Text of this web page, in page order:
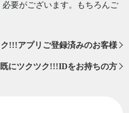
要がございます。もちろんご
!!!アプリご登録済みのお客様
既にツクツク!!!IDをお持ちの方